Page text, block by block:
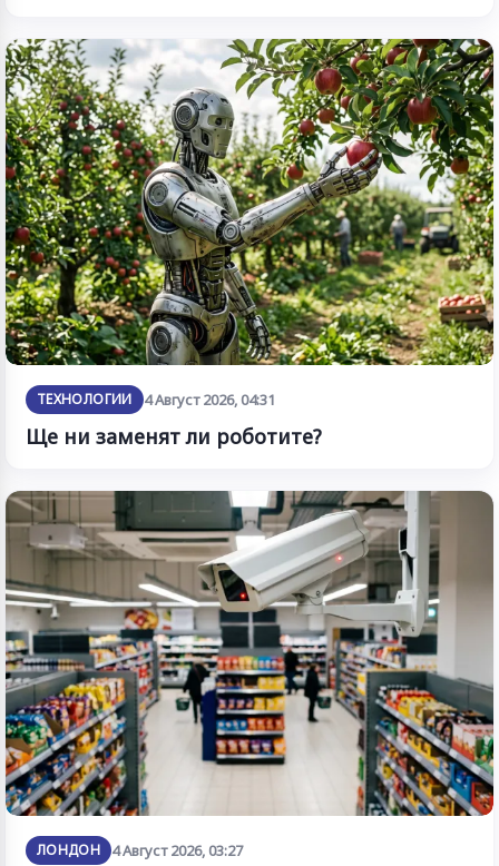
ТЕХНОЛОГИИ 4 Август 2026, 04:31
Ще ни заменят ли роботите?
ЛОНДОН 4 Август 2026, 03:27